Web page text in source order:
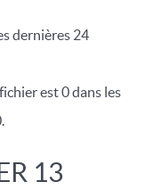
dernières 24
est 0 dans les
13